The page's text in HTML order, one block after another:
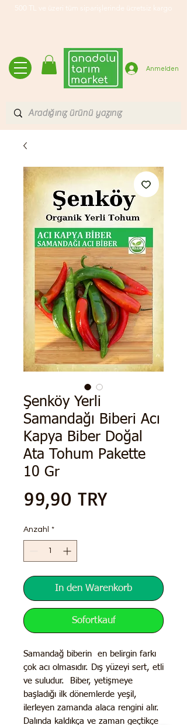
500 TL ve üzeri tüm siparişlerinde ücretsiz kargo
Anmelden
Şenköy Yerli
Samandağı Biberi Acı
Kapya Biber Doğal
Ata Tohum Pakette
10 Gr
99,90 TRYPreis
Anzahl *
In den Warenkorb
Sofortkauf
Samandağ biberin en belirgin farkı
çok acı olmasıdır. Dış yüzeyi sert, etli
ve suludur. Biber, yetişmeye
başladığı ilk dönemlerde yeşil,
ilerleyen zamanda alaca rengini alır.
Dalında kaldıkça ve zaman geçtikçe